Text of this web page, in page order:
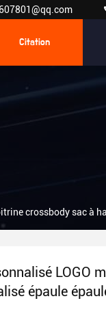
Citation
crossbody sac à
LOGO
épaule
pour hommes